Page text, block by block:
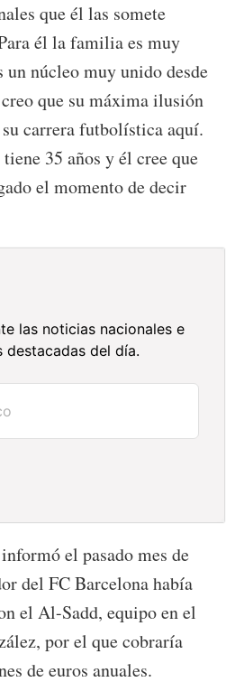
que él las somete
él la familia es muy
núcleo muy unido desde
que su máxima ilusión
carrera futbolística aquí.
35 años y él cree que
el momento de decir
las noticias nacionales e
destacadas del día.
el pasado mes de
del FC Barcelona había
el Al-Sadd, equipo en el
por el que cobraría
de euros anuales.